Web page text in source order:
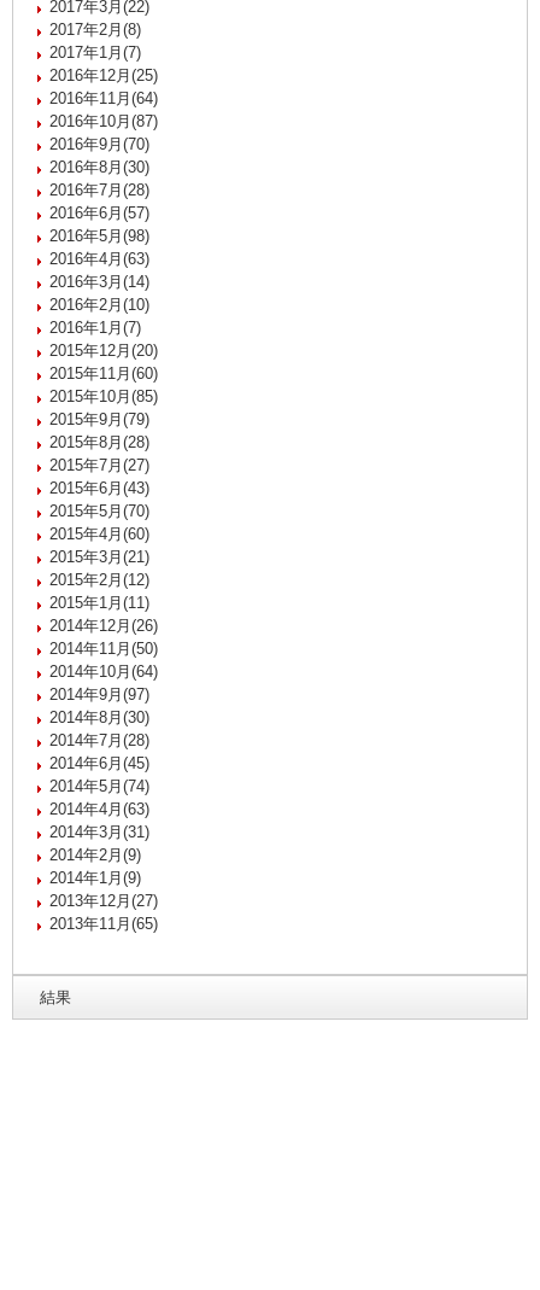
2017年3月(22)
2017年2月(8)
2017年1月(7)
2016年12月(25)
2016年11月(64)
2016年10月(87)
2016年9月(70)
2016年8月(30)
2016年7月(28)
2016年6月(57)
2016年5月(98)
2016年4月(63)
2016年3月(14)
2016年2月(10)
2016年1月(7)
2015年12月(20)
2015年11月(60)
2015年10月(85)
2015年9月(79)
2015年8月(28)
2015年7月(27)
2015年6月(43)
2015年5月(70)
2015年4月(60)
2015年3月(21)
2015年2月(12)
2015年1月(11)
2014年12月(26)
2014年11月(50)
2014年10月(64)
2014年9月(97)
2014年8月(30)
2014年7月(28)
2014年6月(45)
2014年5月(74)
2014年4月(63)
2014年3月(31)
2014年2月(9)
2014年1月(9)
2013年12月(27)
2013年11月(65)
結果